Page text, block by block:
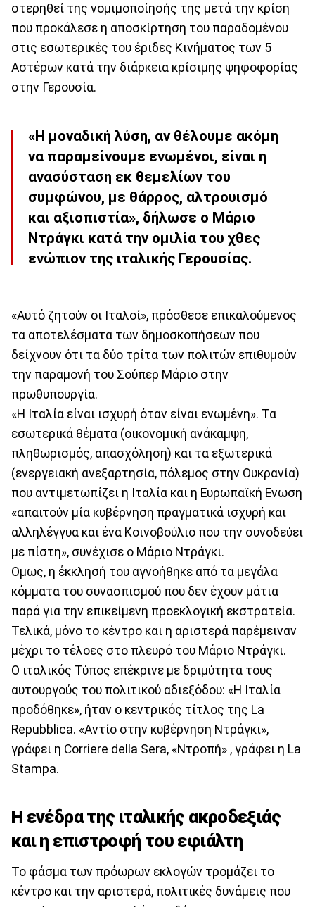
στερηθεί της νομιμοποίησής της μετά την κρίση
που προκάλεσε η αποσκίρτηση του παραδομένου
στις εσωτερικές του έριδες Κινήματος των 5
Αστέρων κατά την διάρκεια κρίσιμης ψηφοφορίας
στην Γερουσία.
«Η μοναδική λύση, αν θέλουμε ακόμη
να παραμείνουμε ενωμένοι, είναι η
ανασύσταση εκ θεμελίων του
συμφώνου, με θάρρος, αλτρουισμό
και αξιοπιστία», δήλωσε ο Μάριο
Ντράγκι κατά την ομιλία του χθες
ενώπιον της ιταλικής Γερουσίας.
«Αυτό ζητούν οι Ιταλοί», πρόσθεσε επικαλούμενος
τα αποτελέσματα των δημοσκοπήσεων που
δείχνουν ότι τα δύο τρίτα των πολιτών επιθυμούν
την παραμονή του Σούπερ Μάριο στην
πρωθυπουργία.
«Η Ιταλία είναι ισχυρή όταν είναι ενωμένη». Τα
εσωτερικά θέματα (οικονομική ανάκαμψη,
πληθωρισμός, απασχόληση) και τα εξωτερικά
(ενεργειακή ανεξαρτησία, πόλεμος στην Ουκρανία)
που αντιμετωπίζει η Ιταλία και η Ευρωπαϊκή Ενωση
«απαιτούν μία κυβέρνηση πραγματικά ισχυρή και
αλληλέγγυα και ένα Κοινοβούλιο που την συνοδεύει
με πίστη», συνέχισε ο Μάριο Ντράγκι.
Ομως, η έκκλησή του αγνοήθηκε από τα μεγάλα
κόμματα του συνασπισμού που δεν έχουν μάτια
παρά για την επικείμενη προεκλογική εκστρατεία.
Τελικά, μόνο το κέντρο και η αριστερά παρέμειναν
μέχρι το τέλοες στο πλευρό του Μάριο Ντράγκι.
Ο ιταλικός Τύπος επέκρινε με δριμύτητα τους
αυτουργούς του πολιτικού αδιεξόδου: «Η Ιταλία
προδόθηκε», ήταν ο κεντρικός τίτλος της La
Repubblica. «Αντίο στην κυβέρνηση Ντράγκι»,
γράφει η Corriere della Sera, «Ντροπή» , γράφει η La
Stampa.
Η ενέδρα της ιταλικής ακροδεξιάς
και η επιστροφή του εφιάλτη
Το φάσμα των πρόωρων εκλογών τρομάζει το
κέντρο και την αριστερά, πολιτικές δυνάμεις που